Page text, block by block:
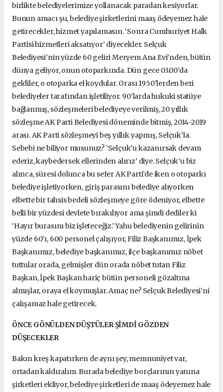
birlikte belediyelerimize yollanacak paradan kesiyorlar.
Bunun amacı şu, belediye şirketlerini maaş ödeyemez hale
getirecekler, hizmet yapılamasın. ‘Sonra Cumhuriyet Halk
Partisi hizmetleri aksatıyor’ diyecekler. Selçuk
Belediyesi’nin yüzde 60 geliri Meryem Ana Evi’nden, bütün
dünya geliyor, onun otoparkında. Dün gece 03.00’da
geldiler, o otoparka el koydular. Orası 1950’lerden beri
belediyeler tarafından işletiliyor. 90’larda hukuki statüye
bağlanmış, sözleşmeleri belediyeye verilmiş, 20 yıllık
sözleşme AK Parti Belediyesi döneminde bitmiş, 2014-2019
arası. AK Parti sözleşmeyi beş yıllık yapmış, Selçuk’la.
Sebebi ne biliyor musunuz? ‘Selçuk’u kazanırsak devam
ederiz, kaybedersek ellerinden alırız’ diye. Selçuk’u biz
alınca, süresi dolunca bu sefer AK Parti’de iken o otoparkı
belediye işletiyorken, giriş parasını belediye alıyorken
elbette bir tahsis bedeli sözleşmeye göre ödeniyor, elbette
belli bir yüzdesi devlete bırakılıyor ama şimdi dediler ki
‘Hayır burasını biz işleteceğiz.’ Yahu belediyenin gelirinin
yüzde 60’ı, 600 personel çalışıyor, Filiz Başkanımız, İpek
Başkanımız, belediye başkanımız, ilçe başkanımız nöbet
tuttular orada, gelmişler dün orada nöbet tutan Filiz
Başkan, İpek Başkan hariç bütün personeli gözaltına
almışlar, oraya el koymuşlar. Amaç ne? Selçuk Belediyesi’ni
çalışamaz hale getirecek.
ÖNCE GÖNÜLDEN DÜŞTÜLER ŞİMDİ GÖZDEN
DÜŞECEKLER
Bakın kreş kapatırken de aynı şey, memnuniyet var,
ortadan kaldıralım. Burada belediye borçlarının yanına
şirketleri ekliyor, belediye şirketleri de maaş ödeyemez hale